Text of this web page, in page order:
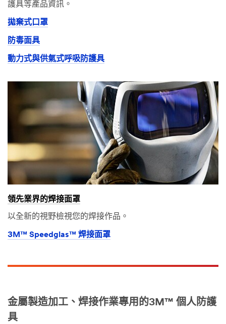
護具等產品資訊。
拋棄式口罩
防毒面具
動力式與供氣式呼吸防護具
領先業界的焊接面罩
以全新的視野檢視您的焊接作品。
3M™ Speedglas™ 焊接面罩
金屬製造加工、焊接作業專用的3M™ 個人防護
具